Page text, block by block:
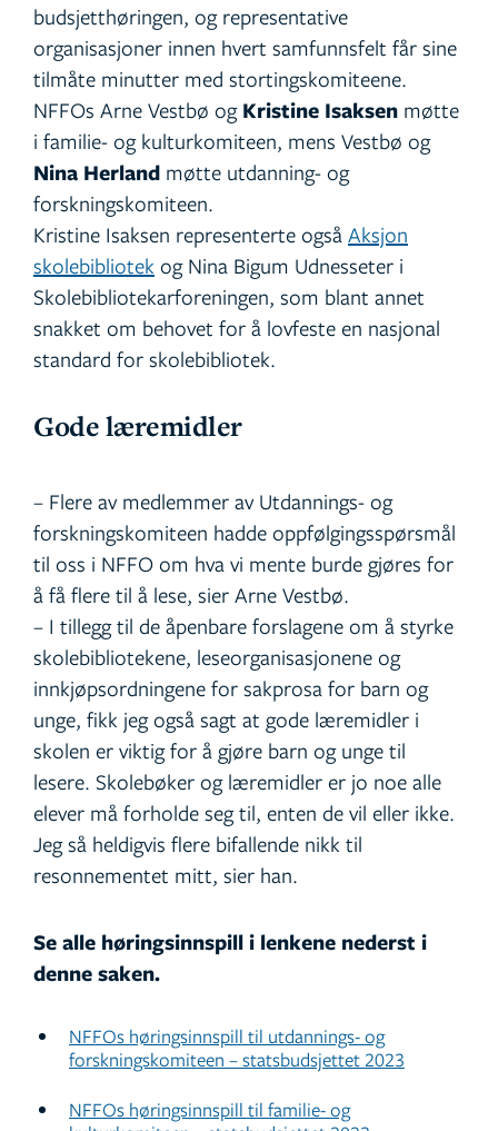
budsjetthøringen, og representative
organisasjoner innen hvert samfunnsfelt får sine
tilmåte minutter med stortingskomiteene.
NFFOs Arne Vestbø og Kristine Isaksen møtte
i familie- og kulturkomiteen, mens Vestbø og
Nina Herland møtte utdanning- og
forskningskomiteen.
Kristine Isaksen representerte også Aksjon
skolebibliotek og Nina Bigum Udnesseter i
Skolebibliotekarforeningen, som blant annet
snakket om behovet for å lovfeste en nasjonal
standard for skolebibliotek.
Gode læremidler
– Flere av medlemmer av Utdannings- og
forskningskomiteen hadde oppfølgingsspørsmål
til oss i NFFO om hva vi mente burde gjøres for
å få flere til å lese, sier Arne Vestbø.
– I tillegg til de åpenbare forslagene om å styrke
skolebibliotekene, leseorganisasjonene og
innkjøpsordningene for sakprosa for barn og
unge, fikk jeg også sagt at gode læremidler i
skolen er viktig for å gjøre barn og unge til
lesere. Skolebøker og læremidler er jo noe alle
elever må forholde seg til, enten de vil eller ikke.
Jeg så heldigvis flere bifallende nikk til
resonnementet mitt, sier han.
Se alle høringsinnspill i lenkene nederst i
denne saken.
NFFOs høringsinnspill til utdannings- og
forskningskomiteen – statsbudsjettet 2023
NFFOs høringsinnspill til familie- og